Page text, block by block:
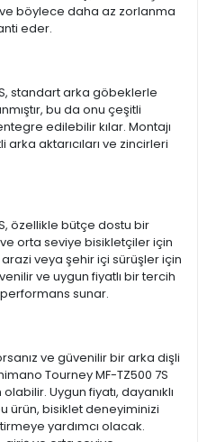
böylece daha az zorlanma
eder.
standart arka göbeklerle
bu da onu çeşitli
edilebilir kılar. Montajı
aktarıcıları ve zincirleri
özellikle bütçe dostu bir
orta seviye bisikletçiler için
veya şehir içi sürüşler için
ve uygun fiyatlı bir tercih
sunar.
ve güvenilir bir arka dişli
Tourney MF-TZ500 7S
Uygun fiyatı, dayanıklı
ürün, bisiklet deneyiminizi
yardımcı olacak.